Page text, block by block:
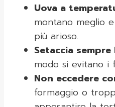
Uova a
montano meglio
più arioso.
Setaccia
modo si evitano i
Non eccedere
formaggio o